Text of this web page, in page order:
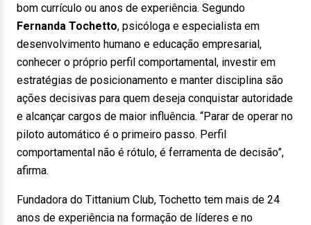
bom currículo ou anos de experiência. Segundo
Fernanda Tochetto, psicóloga e especialista em
desenvolvimento humano e educação empresarial,
conhecer o próprio perfil comportamental, investir em
estratégias de posicionamento e manter disciplina são
ações decisivas para quem deseja conquistar autoridade
e alcançar cargos de maior influência. “Parar de operar no
piloto automático é o primeiro passo. Perfil
comportamental não é rótulo, é ferramenta de decisão”,
afirma.
Fundadora do Tittanium Club, Tochetto tem mais de 24
anos de experiência na formação de líderes e no